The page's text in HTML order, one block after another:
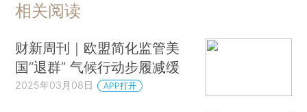
相关阅读
财新周刊｜欧盟简化监管美
国“退群” 气候行动步履减缓
2025年03月08日 APP打开